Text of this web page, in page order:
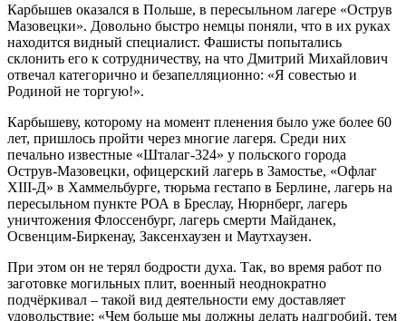
Карбышев оказался в Польше, в пересыльном лагере «Острув
Мазовецки». Довольно быстро немцы поняли, что в их руках
находится видный специалист. Фашисты попытались
склонить его к сотрудничеству, на что Дмитрий Михайлович
отвечал категорично и безапелляционно: «Я совестью и
Родиной не торгую!».
Карбышеву, которому на момент пленения было уже более 60
лет, пришлось пройти через многие лагеря. Среди них
печально известные «Шталаг-324» у польского города
Острув-Мазовецки, офицерский лагерь в Замостье, «Офлаг
ХIII-Д» в Хаммельбурге, тюрьма гестапо в Берлине, лагерь на
пересыльном пункте РОА в Бреслау, Нюрнберг, лагерь
уничтожения Флоссенбург, лагерь смерти Майданек,
Освенцим-Биркенау, Заксенхаузен и Маутхаузен.
При этом он не терял бодрости духа. Так, во время работ по
заготовке могильных плит, военный неоднократно
подчёркивал – такой вид деятельности ему доставляет
удовольствие: «Чем больше мы должны делать надгробий, тем